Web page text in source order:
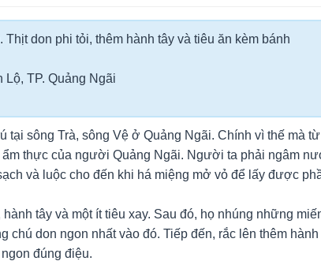
don phi tỏi, thêm hành tây và tiêu ăn kèm bánh
TP. Quảng Ngãi
tại sông Trà, sông Vệ ở Quảng Ngãi. Chính vì thế mà từ
thực của người Quảng Ngãi. Người ta phải ngâm
và luộc cho đến khi há miệng mở vỏ để lấy được
tây và một ít tiêu xay. Sau đó, họ nhúng những
don ngon nhất vào đó. Tiếp đến, rắc lên thêm hành
đúng điệu.